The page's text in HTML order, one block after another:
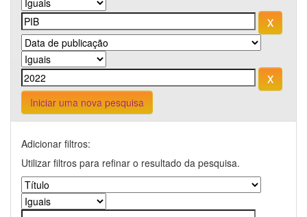
Iniciar uma nova pesquisa
Adicionar filtros:
Utilizar filtros para refinar o resultado da pesquisa.